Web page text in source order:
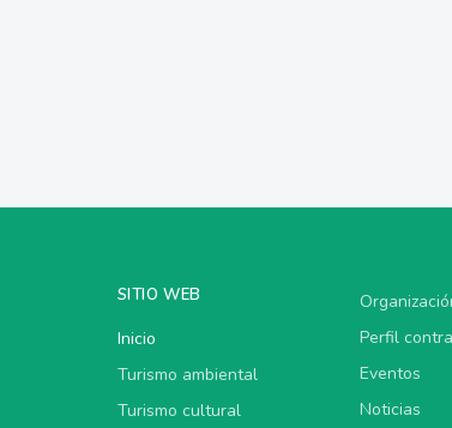
SITIO WEB
Inicio
Turismo ambiental
Turismo cultural
Perfil
Eventos
Noticias